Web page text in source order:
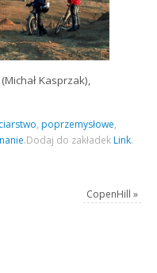
Kasprzak),
, poprzemysłowe,
.Dodaj do zakładek Link.
CopenHill »